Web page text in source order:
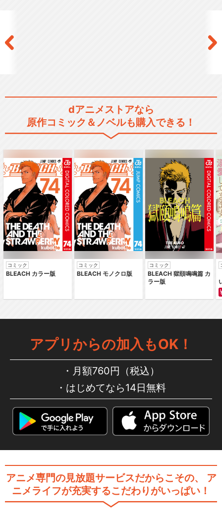
BanG Dream! FILM LIVE
劇場版「BanG Dream! FILM
LI…
劇場版「BanG Dream! ぽっ
de…
劇場版「BanG Dream! It's M
y…
y…
dアニメストアなら
原作コミック＆ノベルも購入できる！
コミック
BLEACH カラー版
コミック
BLEACH モノクロ版
コミック
BLEACH 獄頤鳴鳴篇 カ
ラー版
アプリからの加入もOK！
月額760円（税込）
はじめてなら14日無料
アニメ専門の見放題サービスだからこその、
ア
ニメライフが充実するこだわりがいっぱい！